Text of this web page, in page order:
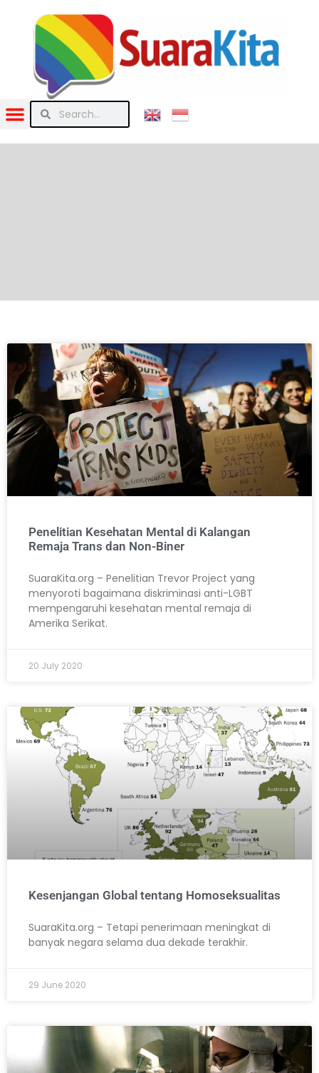
Penelitian Kesehatan Mental di Kalangan
Remaja Trans dan Non-Biner
SuaraKita.org – Penelitian Trevor Project yang
menyoroti bagaimana diskriminasi anti-LGBT
mempengaruhi kesehatan mental remaja di
Amerika Serikat.
20 July 2020
Kesenjangan Global tentang Homoseksualitas
SuaraKita.org – Tetapi penerimaan meningkat di
banyak negara selama dua dekade terakhir.
29 June 2020